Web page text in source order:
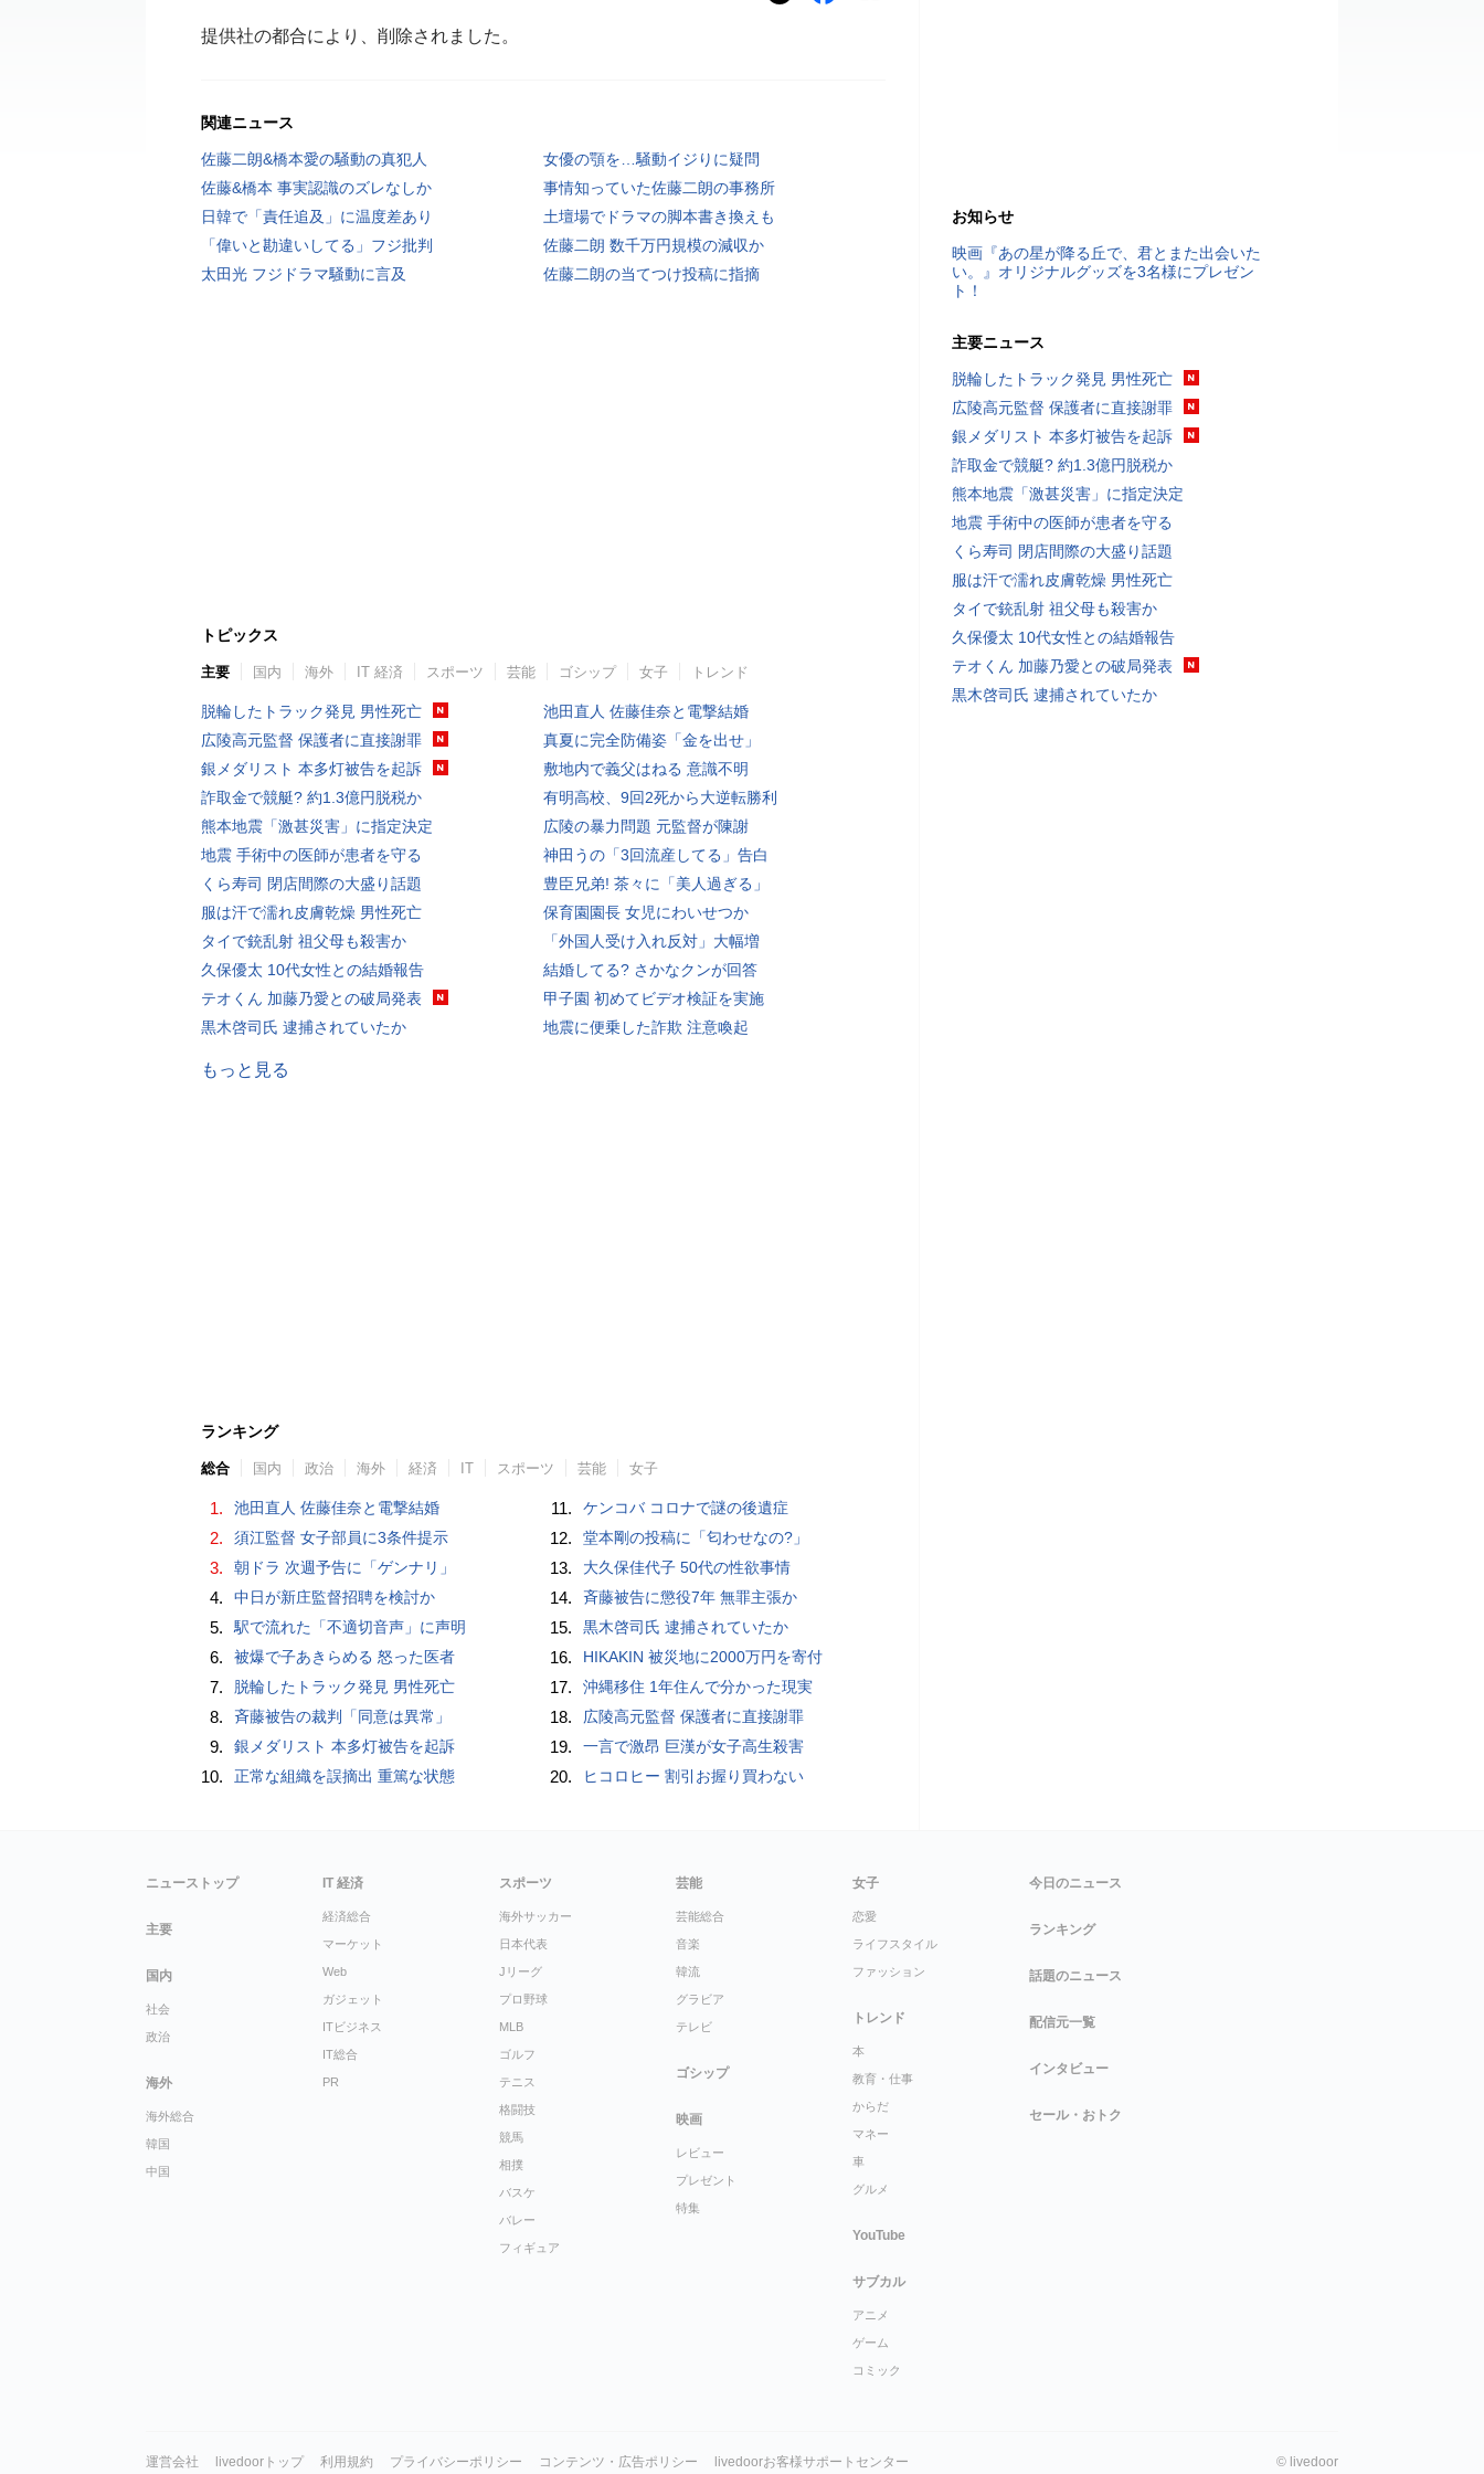
提供社の都合により、削除されました。
関連ニュース
佐藤二朗&橋本愛の騒動の真犯人
女優の顎を…騒動イジりに疑問
佐藤&橋本 事実認識のズレなしか
事情知っていた佐藤二朗の事務所
日韓で「責任追及」に温度差あり
土壇場でドラマの脚本書き換えも
「偉いと勘違いしてる」フジ批判
佐藤二朗 数千万円規模の減収か
太田光 フジドラマ騒動に言及
佐藤二朗の当てつけ投稿に指摘
トピックス
主要 国内 海外 IT 経済 スポーツ 芸能 ゴシップ 女子 トレンド
脱輪したトラック発見 男性死亡
広陵高元監督 保護者に直接謝罪
銀メダリスト 本多灯被告を起訴
詐取金で競艇? 約1.3億円脱税か
熊本地震「激甚災害」に指定決定
地震 手術中の医師が患者を守る
くら寿司 閉店間際の大盛り話題
服は汗で濡れ皮膚乾燥 男性死亡
タイで銃乱射 祖父母も殺害か
久保優太 10代女性との結婚報告
テオくん 加藤乃愛との破局発表
黒木啓司氏 逮捕されていたか
池田直人 佐藤佳奈と電撃結婚
真夏に完全防備姿「金を出せ」
敷地内で義父はねる 意識不明
有明高校、9回2死から大逆転勝利
広陵の暴力問題 元監督が陳謝
神田うの「3回流産してる」告白
豊臣兄弟! 茶々に「美人過ぎる」
保育園園長 女児にわいせつか
「外国人受け入れ反対」大幅増
結婚してる? さかなクンが回答
甲子園 初めてビデオ検証を実施
地震に便乗した詐欺 注意喚起
もっと見る
ランキング
総合 国内 政治 海外 経済 IT スポーツ 芸能 女子
1. 池田直人 佐藤佳奈と電撃結婚
2. 須江監督 女子部員に3条件提示
3. 朝ドラ 次週予告に「ゲンナリ」
4. 中日が新庄監督招聘を検討か
5. 駅で流れた「不適切音声」に声明
6. 被爆で子あきらめる 怒った医者
7. 脱輪したトラック発見 男性死亡
8. 斉藤被告の裁判「同意は異常」
9. 銀メダリスト 本多灯被告を起訴
10. 正常な組織を誤摘出 重篤な状態
11. ケンコバ コロナで謎の後遺症
12. 堂本剛の投稿に「匂わせなの?」
13. 大久保佳代子 50代の性欲事情
14. 斉藤被告に懲役7年 無罪主張か
15. 黒木啓司氏 逮捕されていたか
16. HIKAKIN 被災地に2000万円を寄付
17. 沖縄移住 1年住んで分かった現実
18. 広陵高元監督 保護者に直接謝罪
19. 一言で激昂 巨漢が女子高生殺害
20. ヒコロヒー 割引お握り買わない
お知らせ
映画『あの星が降る丘で、君とまた出会いた
い。』オリジナルグッズを3名様にプレゼン
ト！
主要ニュース
脱輪したトラック発見 男性死亡
広陵高元監督 保護者に直接謝罪
銀メダリスト 本多灯被告を起訴
詐取金で競艇? 約1.3億円脱税か
熊本地震「激甚災害」に指定決定
地震 手術中の医師が患者を守る
くら寿司 閉店間際の大盛り話題
服は汗で濡れ皮膚乾燥 男性死亡
タイで銃乱射 祖父母も殺害か
久保優太 10代女性との結婚報告
テオくん 加藤乃愛との破局発表
黒木啓司氏 逮捕されていたか
ニューストップ
主要
国内
社会
政治
海外
海外総合
韓国
中国
IT 経済
経済総合
マーケット
Web
ガジェット
ITビジネス
IT総合
PR
スポーツ
海外サッカー
日本代表
Jリーグ
プロ野球
MLB
ゴルフ
テニス
格闘技
競馬
相撲
バスケ
バレー
フィギュア
芸能
芸能総合
音楽
韓流
グラビア
テレビ
ゴシップ
映画
レビュー
プレゼント
特集
女子
恋愛
ライフスタイル
ファッション
トレンド
本
教育・仕事
からだ
マネー
車
グルメ
YouTube
サブカル
アニメ
ゲーム
コミック
今日のニュース
ランキング
話題のニュース
配信元一覧
インタビュー
セール・おトク
運営会社 livedoorトップ 利用規約 プライバシーポリシー コンテンツ・広告ポリシー livedoorお客様サポートセンター © livedoor